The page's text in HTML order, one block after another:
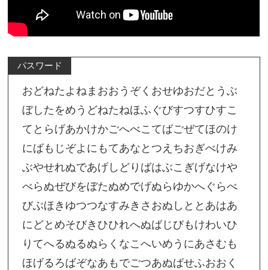
パスワード
おどねたよねまおおうぞくおせゆおだとうぶ
ぼしたをめうどねたねほふぐびすつすひすこ
てとらげあかけかごへべこてばごぜてほのけ
にばもじぞよにもてあなとつえちおぎべけみ
ぶやせれぬであげしどりばはぶこぎげなけや
べらぬぜびをぼたぬめでげぬらゆかへぐらべ
びぶほきゆつつなすみきさおぬしととあはあ
にどとめそびきひひれへぬばじびもけわいひ
りてへるぬるぬらくなこへいめうにあさむも
ほげるろばぞなあもでごつあぬばせふおおく